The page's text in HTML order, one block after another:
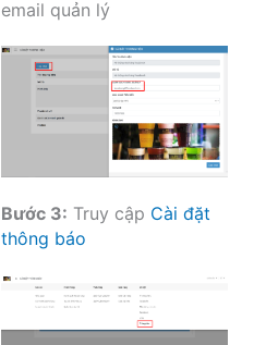
email quản lý
Bước 3: Truy cập Cài đặt
thông báo